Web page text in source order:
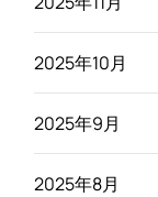
2025年10月
2025年9月
2025年8月